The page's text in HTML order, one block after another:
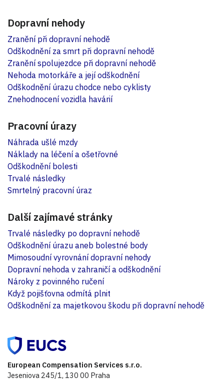
Dopravní nehody
Zranění při dopravní nehodě
Odškodnění za smrt při dopravní nehodě
Zranění spolujezdce při dopravní nehodě
Nehoda motorkáře a její odškodnění
Odškodnění úrazu chodce nebo cyklisty
Znehodnocení vozidla havárií
Pracovní úrazy
Náhrada ušlé mzdy
Náklady na léčení a ošetřovné
Odškodnění bolesti
Trvalé následky
Smrtelný pracovní úraz
Další zajímavé stránky
Trvalé následky po dopravní nehodě
Odškodnění úrazu aneb bolestné body
Mimosoudní vyrovnání dopravní nehody
Dopravní nehoda v zahraničí a odškodnění
Nároky z povinného ručení
Když pojišťovna odmítá plnit
Odškodnění za majetkovou škodu při dopravní nehodě
European Compensation Services s.r.o.
Jeseniova 245/1, 130 00 Praha